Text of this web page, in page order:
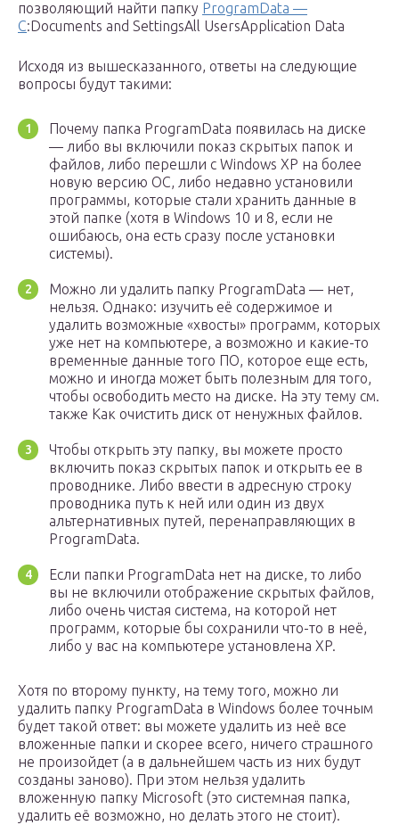
позволяющий найти папку ProgramData —
C:Documents and SettingsAll UsersApplication Data
Исходя из вышесказанного, ответы на следующие
вопросы будут такими:
Почему папка ProgramData появилась на диске
— либо вы включили показ скрытых папок и
файлов, либо перешли с Windows XP на более
новую версию ОС, либо недавно установили
программы, которые стали хранить данные в
этой папке (хотя в Windows 10 и 8, если не
ошибаюсь, она есть сразу после установки
системы).
Можно ли удалить папку ProgramData — нет,
нельзя. Однако: изучить её содержимое и
удалить возможные «хвосты» программ, которых
уже нет на компьютере, а возможно и какие-то
временные данные того ПО, которое еще есть,
можно и иногда может быть полезным для того,
чтобы освободить место на диске. На эту тему см.
также Как очистить диск от ненужных файлов.
Чтобы открыть эту папку, вы можете просто
включить показ скрытых папок и открыть ее в
проводнике. Либо ввести в адресную строку
проводника путь к ней или один из двух
альтернативных путей, перенаправляющих в
ProgramData.
Если папки ProgramData нет на диске, то либо
вы не включили отображение скрытых файлов,
либо очень чистая система, на которой нет
программ, которые бы сохранили что-то в неё,
либо у вас на компьютере установлена XP.
Хотя по второму пункту, на тему того, можно ли
удалить папку ProgramData в Windows более точным
будет такой ответ: вы можете удалить из неё все
вложенные папки и скорее всего, ничего страшного
не произойдет (а в дальнейшем часть из них будут
созданы заново). При этом нельзя удалить
вложенную папку Microsoft (это системная папка,
удалить её возможно, но делать этого не стоит).